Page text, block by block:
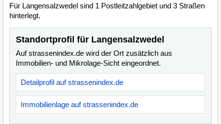
Für Langensalzwedel sind 1 Postleitzahlgebiet und 3 Straßen
hinterlegt.
Standortprofil für Langensalzwedel
Auf strassenindex.de wird der Ort zusätzlich aus
Immobilien- und Mikrolage-Sicht eingeordnet.
Detailprofil auf strassenindex.de
Immobilienlage auf strassenindex.de